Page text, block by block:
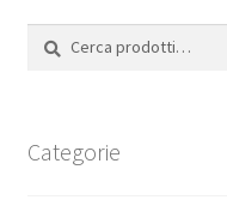
Cerca:
Cerca
Categorie